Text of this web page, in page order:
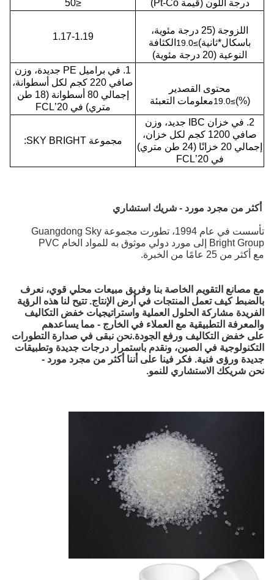
درجة اللون (قيمة Pt-Co) ≤50
اللزوجة (25 درجة مئوية،
باسكال*ثانية)≥19.0
الكثافة
النوعية (20 درجة مئوية)
1.17-1.19
محتوى القصدير
(%)
≥19.0 معلومات التعبئة
1. في براميل PE جديدة، وزن
صافي 220 كجم لكل أسطوانة،
إجمالي 80 أسطوانة (18 طن
متري) في 20’FCL
2. في خزان IBC جديد، وزن
صافي 1200 كجم لكل خزان،
إجمالي 20 خزانًا (24 طن متري)
في 20’FCL
مجموعة SKY BRIGHT:
أكثر من مجرد مورد - شريك استشاري
تأسست في عام 1994، تطورت مجموعة Guangdong Sky
Bright Group إلى مورد دولي موثوق به للمواد الخام PVC
مع أكثر من 25 عامًا من الخبرة.
مع مصانع التقويم الخاصة بنا وفريق مبيعات محلي قوي، نعرف
بالضبط كيف تعمل المنتجات في أرض الإنتاج. تتيح لنا هذه الرؤية
الفريدة مشاركة الحلول العملية واستراتيجيات خفض التكاليف
والمعرفة التطبيقية مع العملاء في الخارج - مما يساعدهم
على خفض التكاليف ورفع الجودة.نحن نبقى في صدارة التطورات
التكنولوجية في الصين، ونقدم باستمرار درجات جديدة وتطبيقات
جديدة ورؤى فنية. فكر فينا على أننا أكثر من مجرد مورد -
نحن شريكك الاستشاري للنمو.